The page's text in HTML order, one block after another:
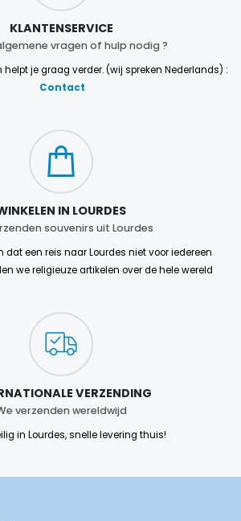
KLANTENSERVICE
vragen of hulp nodig ?
je graag verder. (wij spreken Nederlands) :
Contact
IN LOURDES
souvenirs uit Lourdes
dat een reis naar Lourdes niet voor iedereen
we religieuze artikelen over de hele wereld
VERZENDING
verzenden wereldwijd
in Lourdes, snelle levering thuis!